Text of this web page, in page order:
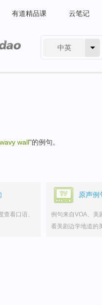
有道精品课 云笔记
中英
wavy wall"的例句。
查看口语、
原声例
例句来自VOA、美
看美剧边学地道的